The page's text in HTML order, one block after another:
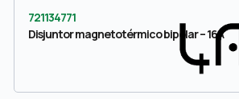
721134771
Disjuntor magnetotérmico bipolar – 16A